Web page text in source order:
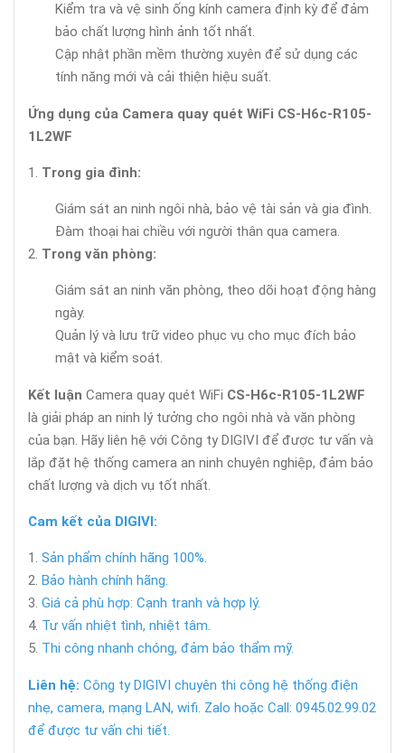
Kiểm tra và vệ sinh ống kính camera định kỳ để đảm
bảo chất lượng hình ảnh tốt nhất.
Cập nhật phần mềm thường xuyên để sử dụng các
tính năng mới và cải thiện hiệu suất.
Ứng dụng của Camera quay quét WiFi CS-H6c-R105-
1L2WF
Trong gia đình:
Giám sát an ninh ngôi nhà, bảo vệ tài sản và gia đình.
Đàm thoại hai chiều với người thân qua camera.
Trong văn phòng:
Giám sát an ninh văn phòng, theo dõi hoạt động hàng
ngày.
Quản lý và lưu trữ video phục vụ cho mục đích bảo
mật và kiểm soát.
Kết luận Camera quay quét WiFi CS-H6c-R105-1L2WF
là giải pháp an ninh lý tưởng cho ngôi nhà và văn phòng
của bạn. Hãy liên hệ với Công ty DIGIVI để được tư vấn và
lắp đặt hệ thống camera an ninh chuyên nghiệp, đảm bảo
chất lượng và dịch vụ tốt nhất.
Cam kết của DIGIVI:
Sản phẩm chính hãng 100%.
Bảo hành chính hãng.
Giá cả phù hợp: Cạnh tranh và hợp lý.
Tư vấn nhiệt tình, nhiệt tâm.
Thi công nhanh chóng, đảm bảo thẩm mỹ.
Liên hệ: Công ty DIGIVI chuyên thi công hệ thống điện
nhẹ, camera, mạng LAN, wifi. Zalo hoặc Call: 0945.02.99.02
để được tư vấn chi tiết.